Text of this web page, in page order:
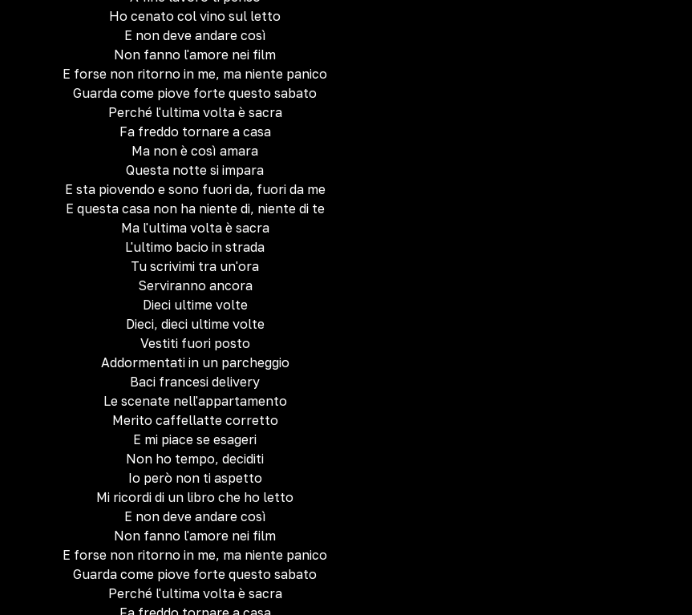
Ho cenato col vino sul letto
E non deve andare così
Non fanno l'amore nei film
E forse non ritorno in me, ma niente panico
Guarda come piove forte questo sabato
Perché l'ultima volta è sacra
Fa freddo tornare a casa
Ma non è così amara
Questa notte si impara
E sta piovendo e sono fuori da, fuori da me
E questa casa non ha niente di, niente di te
Ma l'ultima volta è sacra
L'ultimo bacio in strada
Tu scrivimi tra un'ora
Serviranno ancora
Dieci ultime volte
Dieci, dieci ultime volte
Vestiti fuori posto
Addormentati in un parcheggio
Baci francesi delivery
Le scenate nell'appartamento
Merito caffellatte corretto
E mi piace se esageri
Non ho tempo, deciditi
Io però non ti aspetto
Mi ricordi di un libro che ho letto
E non deve andare così
Non fanno l'amore nei film
E forse non ritorno in me, ma niente panico
Guarda come piove forte questo sabato
Perché l'ultima volta è sacra